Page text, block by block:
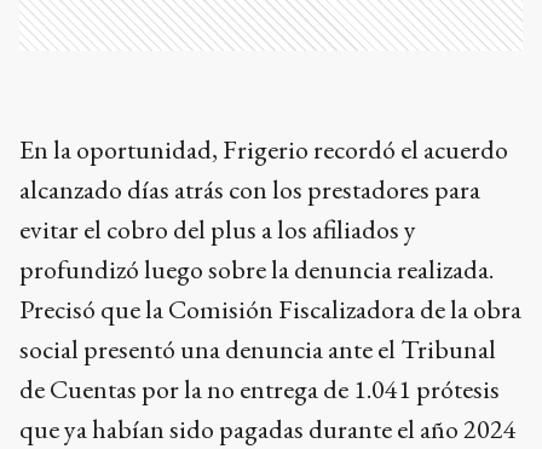
En la oportunidad, Frigerio recordó el acuerdo
alcanzado días atrás con los prestadores para
evitar el cobro del plus a los afiliados y
profundizó luego sobre la denuncia realizada.
Precisó que la Comisión Fiscalizadora de la obra
social presentó una denuncia ante el Tribunal
de Cuentas por la no entrega de 1.041 prótesis
que ya habían sido pagadas durante el año 2024